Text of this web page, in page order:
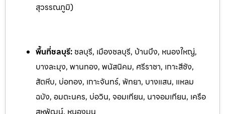
สุวรรณภูมิ)
พื้นที่ชลบุรี: ชลบุรี, เมืองชลบุรี, บ้านบึง, หนองใหญ่,
บางละมุง, พานทอง, พนัสนิคม, ศรีราชา, เกาะสีชัง,
สัตหีบ, บ่อทอง, เกาะจันทร์, พัทยา, บางแสน, แหลม
ฉบัง, อมตะนคร, บ่อวิน, จอมเทียน, นาจอมเทียน, เครือ